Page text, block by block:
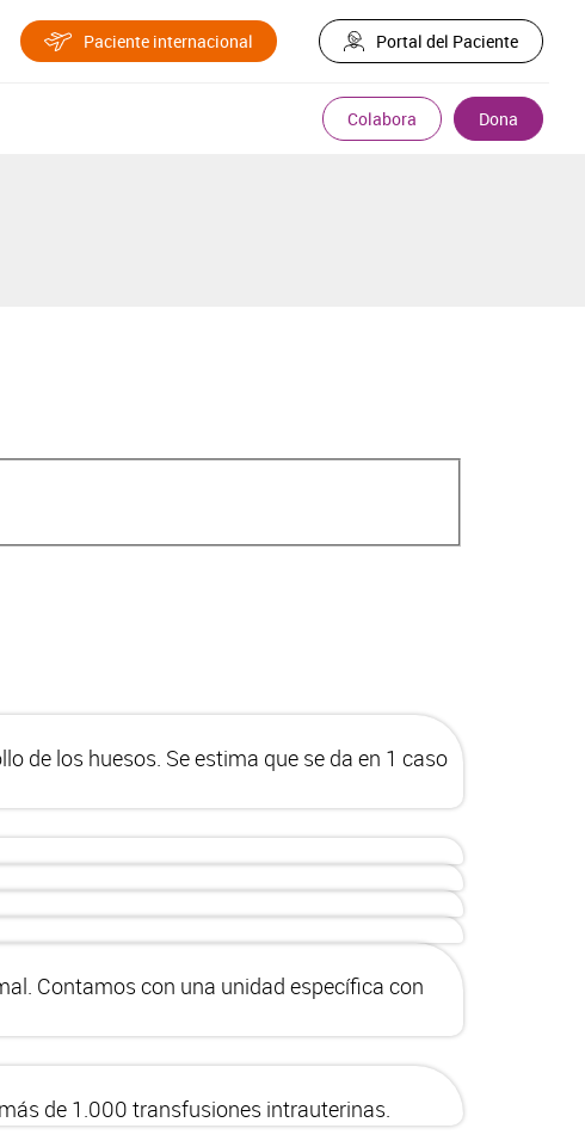
Paciente internacional Portal del Paciente
Colabora Dona
de los huesos. Se estima que se da en 1 caso
Contamos con una unidad específica con
de 1.000 transfusiones intrauterinas.